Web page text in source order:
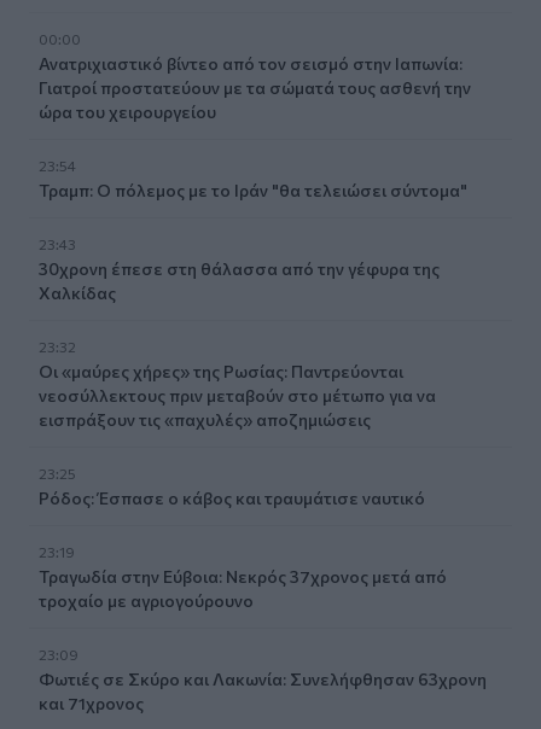
00:00
Ανατριχιαστικό βίντεο από τον σεισμό στην Ιαπωνία:
Γιατροί προστατεύουν με τα σώματά τους ασθενή την
ώρα του χειρουργείου
23:54
Τραμπ: Ο πόλεμος με το Ιράν "θα τελειώσει σύντομα"
23:43
30χρονη έπεσε στη θάλασσα από την γέφυρα της
Χαλκίδας
23:32
Οι «μαύρες χήρες» της Ρωσίας: Παντρεύονται
νεοσύλλεκτους πριν μεταβούν στο μέτωπο για να
εισπράξουν τις «παχυλές» αποζημιώσεις
23:25
Ρόδος: Έσπασε ο κάβος και τραυμάτισε ναυτικό
23:19
Τραγωδία στην Εύβοια: Νεκρός 37χρονος μετά από
τροχαίο με αγριογούρουνο
23:09
Φωτιές σε Σκύρο και Λακωνία: Συνελήφθησαν 63χρονη
και 71χρονος